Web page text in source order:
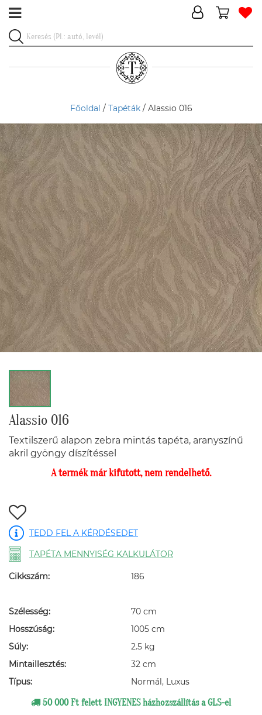
Főoldal / Tapéták/ Alassio 016
Alassio 016
Textilszerű alapon zebra mintás tapéta, aranyszínű
akril gyöngy díszítéssel
A termék már kifutott, nem rendelhető.
TEDD FEL A KÉRDÉSEDET
TAPÉTA MENNYISÉG KALKULÁTOR
Cikkszám: 186
Szélesség:
70 cm
Hosszúság:
1005 cm
Súly:
2.5 kg
Mintaillesztés:
32 cm
Típus:
Normál, Luxus
50 000 Ft felett INGYENES házhozszállítás a GLS-el